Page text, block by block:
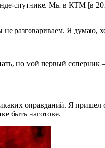
спутнике. Мы в КТМ [в
разговариваем. Я думаю,
но мой первый соперник
оправданий. Я пришел
быть наготове.